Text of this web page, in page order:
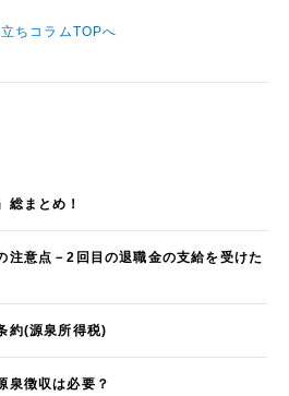
ちコラムTOPへ
総まとめ！
注意点－2回目の退職金の支給を受けた
約(源泉所得税)
泉徴収は必要？